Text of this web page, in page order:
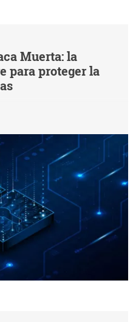
Muerta: la
para proteger la